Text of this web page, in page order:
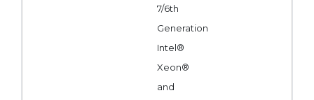
7/6th
Generation
Intel®
Xeon®
and